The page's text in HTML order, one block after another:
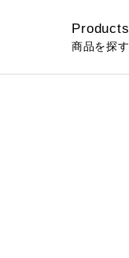
Products
商品を探す